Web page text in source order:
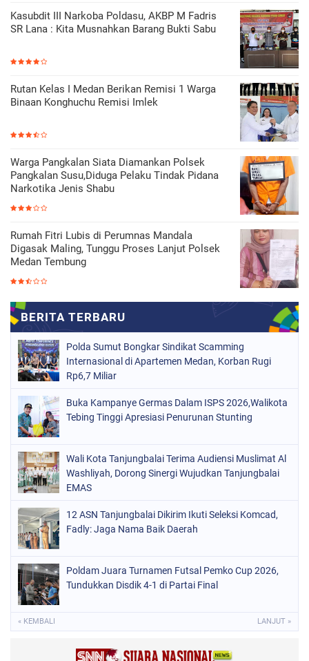
Kasubdit III Narkoba Poldasu, AKBP M Fadris
SR Lana : Kita Musnahkan Barang Bukti Sabu
Rutan Kelas I Medan Berikan Remisi 1 Warga
Binaan Konghuchu Remisi Imlek
Warga Pangkalan Siata Diamankan Polsek
Pangkalan Susu,Diduga Pelaku Tindak Pidana
Narkotika Jenis Shabu
Rumah Fitri Lubis di Perumnas Mandala
Digasak Maling, Tunggu Proses Lanjut Polsek
Medan Tembung
Polda Sumut Bongkar Sindikat Scamming
Internasional di Apartemen Medan, Korban Rugi
Rp6,7 Miliar
Buka Kampanye Germas Dalam ISPS 2026,Walikota
Tebing Tinggi Apresiasi Penurunan Stunting
Wali Kota Tanjungbalai Terima Audiensi Muslimat Al
Washliyah, Dorong Sinergi Wujudkan Tanjungbalai
EMAS
12 ASN Tanjungbalai Dikirim Ikuti Seleksi Komcad,
Fadly: Jaga Nama Baik Daerah
Poldam Juara Turnamen Futsal Pemko Cup 2026,
Tundukkan Disdik 4-1 di Partai Final
« KEMBALI LANJUT »